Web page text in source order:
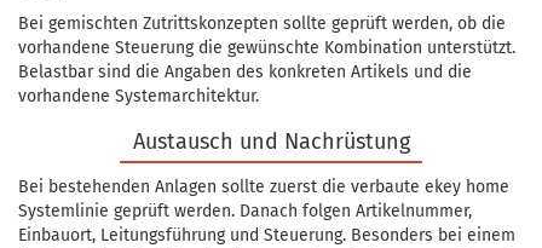
Bei gemischten Zutrittskonzepten sollte geprüft werden, ob die
vorhandene Steuerung die gewünschte Kombination unterstützt.
Belastbar sind die Angaben des konkreten Artikels und die
vorhandene Systemarchitektur.
Austausch und Nachrüstung
Bei bestehenden Anlagen sollte zuerst die verbaute ekey home
Systemlinie geprüft werden. Danach folgen Artikelnummer,
Einbauort, Leitungsführung und Steuerung. Besonders bei einem